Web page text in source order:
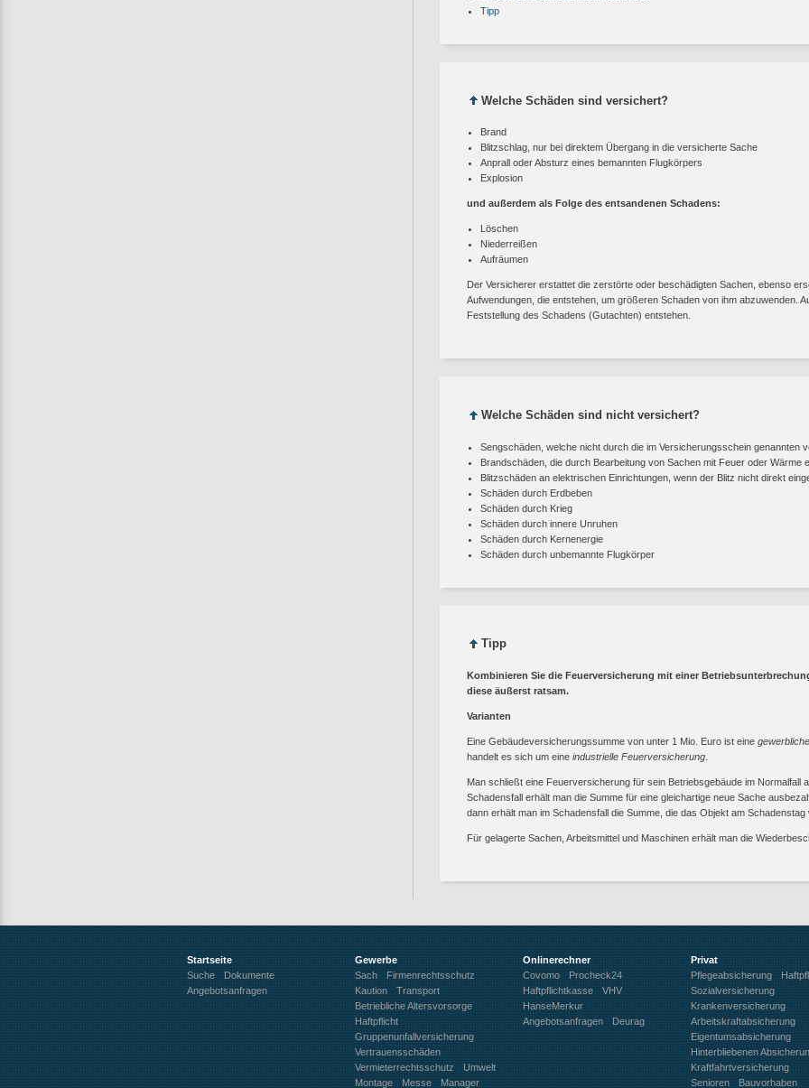
Tipp
Welche Schäden sind versichert?
Brand
Blitzschlag, nur bei direktem Übergang in die versicherte Sache
Anprall oder Absturz eines bemannten Flugkörpers
Explosion
und außerdem als Folge des entsandenen Schadens:
Löschen
Niederreißen
Aufräumen
Der Versicherer erstattet die zerstörte oder beschädigten Sachen, ebenso
Aufwendungen, die entstehen, um größeren Schaden von ihm abzuwenden.
Feststellung des Schadens (Gutachten) entstehen.
Welche Schäden sind nicht versichert?
Sengschäden, welche nicht durch die im Versicherungsschein genannten
Brandschäden, die durch Bearbeitung von Sachen mit Feuer oder Wärme
Blitzschäden an elektrischen Einrichtungen, wenn der Blitz nicht direkt
Schäden durch Erdbeben
Schäden durch Krieg
Schäden durch innere Unruhen
Schäden durch Kernenergie
Schäden durch unbemannte Flugkörper
Tipp
Kombinieren Sie die Feuerversicherung mit einer
diese äußerst ratsam.
Varianten
Eine Gebäudeversicherungssumme von unter 1 Mio. Euro ist eine
handelt es sich um eine industrielle Feuerversicherung
Man schließt eine Feuerversicherung für sein Betriebsgebäude im Normalfall
Schadensfall erhält man die Summe für eine gleichartige neue Sache
dann erhält man im Schadensfall die Summe, die das Objekt am Schadenstag
Für gelagerte Sachen, Arbeitsmittel und Maschinen erhält man die
Startseite
Suche
Dokumente
Angebotsanfragen
Gewerbe
Sach
Firmenrechtsschutz
Kaution
Transport
Betriebliche Altersvorsorge
Haftpflicht
Gruppenunfallversicherung
Vertrauensschäden
Vermieterrechtsschutz
Umwelt
Montage
Messe Manager
Onlinerechner
Covomo
Procheck24
Haftpflichtkasse
VHV
HanseMerkur
Angebotsanfragen
Deurag
Privat
Pflegeabsicherung
Sozialversicherung
Krankenversicherung
Arbeitskraftabsicherung
Eigentumsabsicherung
Hinterbliebenen
Kraftfahrtversicherung
Senioren
Bauvorhaben